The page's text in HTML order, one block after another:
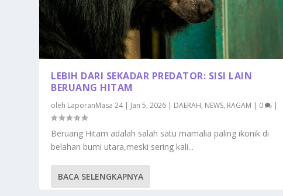
LEBIH DARI SEKADAR PREDATOR: SISI LAIN
BERUANG HITAM
oleh LaporanMasa 24| Jan 5, 2026 DAERAH, NEWS, RAGAM 0
Beruang Hitam adalah salah satu mamalia paling ikonik di
belahan bumi utara,meski sering kali...
BACA SELENGKAPNYA